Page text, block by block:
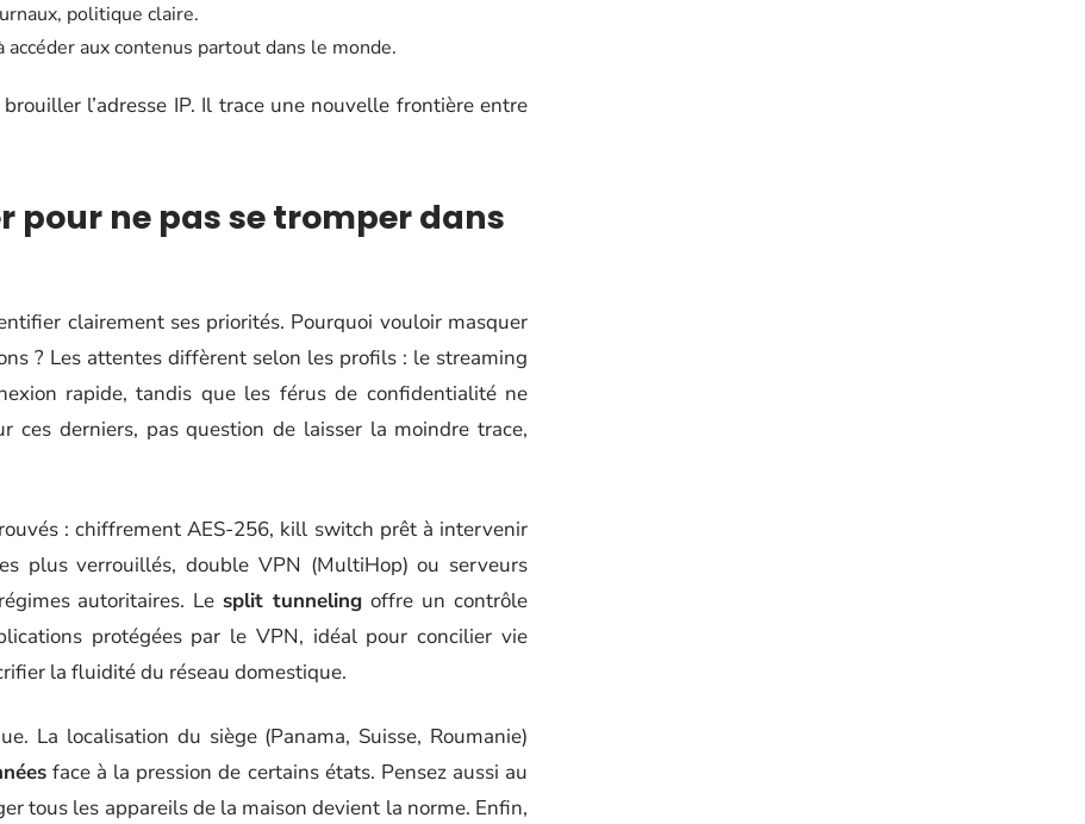
politique claire.
accéder aux contenus partout dans le monde.
l’adresse IP. Il trace une nouvelle frontière entre
pour ne pas se tromper dans
clairement ses priorités. Pourquoi vouloir masquer
? Les attentes diffèrent selon les profils : le streaming
rapide, tandis que les férus de confidentialité ne
ces derniers, pas question de laisser la moindre trace,
: chiffrement AES-256, kill switch prêt à intervenir
plus verrouillés, double VPN (MultiHop) ou serveurs
autoritaires. Le split tunneling offre un contrôle
protégées par le VPN, idéal pour concilier vie
la fluidité du réseau domestique.
La localisation du siège (Panama, Suisse, Roumanie)
face à la pression de certains états. Pensez aussi au
tous les appareils de la maison devient la norme. Enfin,